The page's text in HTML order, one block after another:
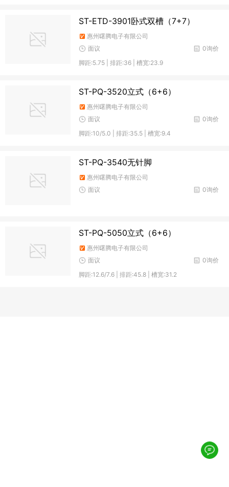
ST-ETD-3901卧式双槽（7+7）
惠州曙腾电子有限公司
0询价
面议
脚距:5.75 | 排距:36 | 槽宽:23.9
ST-PQ-3520立式（6+6）
惠州曙腾电子有限公司
0询价
面议
脚距:10/5.0 | 排距:35.5 | 槽宽:9.4
ST-PQ-3540无针脚
惠州曙腾电子有限公司
0询价
面议
ST-PQ-5050立式（6+6）
惠州曙腾电子有限公司
0询价
面议
脚距:12.6/7.6 | 排距:45.8 | 槽宽:31.2